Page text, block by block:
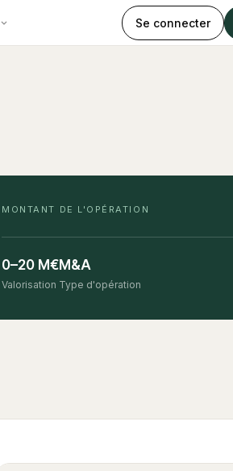
Se connecter
MONTANT DE L'OPÉRATION
0–20 M€
Valorisation
M&A
Type d'opération